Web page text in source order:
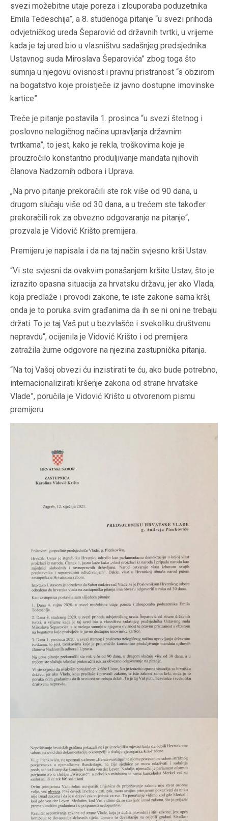
svezi možebitne utaje poreza i zlouporaba poduzetnika
Emila Tedeschija”, a 8. studenoga pitanje “u svezi prihoda
odvjetničkog ureda Šeparović od državnih tvrtki, u vrijeme
kada je taj ured bio u vlasništvu sadašnjeg predsjednika
Ustavnog suda Miroslava Šeparovića” zbog toga što
sumnja u njegovu ovisnost i pravnu pristranost “s obzirom
na bogatstvo koje proistječe iz javno dostupne imovinske
kartice”.
Treće je pitanje postavila 1. prosinca “u svezi štetnog i
poslovno nelogičnog načina upravljanja državnim
tvrtkama”, to jest, kako je rekla, troškovima koje je
prouzročilo konstantno produljivanje mandata njihovih
članova Nadzornih odbora i Uprava.
„Na prvo pitanje prekoračili ste rok više od 90 dana, u
drugom slučaju više od 30 dana, a u trećem ste također
prekoračili rok za obvezno odgovaranje na pitanje“,
prozvala je Vidović Krišto premijera.
Premijeru je napisala i da na taj način svjesno krši Ustav.
“Vi ste svjesni da ovakvim ponašanjem kršite Ustav, što je
izrazito opasna situacija za hrvatsku državu, jer ako Vlada,
koja predlaže i provodi zakone, te iste zakone sama krši,
onda je to poruka svim građanima da ih se ni oni ne trebaju
držati. To je taj Vaš put u bezvlašće i svekoliku društvenu
nepravdu“, ocijenila je Vidović Krišto i od premijera
zatražila žurne odgovore na njezina zastupnička pitanja.
“Na toj Vašoj obvezi ću inzistirati te ću, ako bude potrebno,
internacionalizirati kršenje zakona od strane hrvatske
Vlade”, poručila je Vidović Krišto u otvorenom pismu
premijeru.